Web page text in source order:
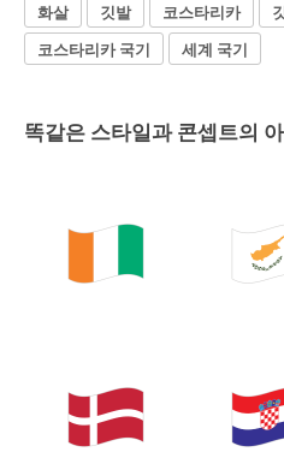
화살 깃발 코스타리카
코스타리카 국기
세계 국기
똑같은 스타일과 콘셉트의